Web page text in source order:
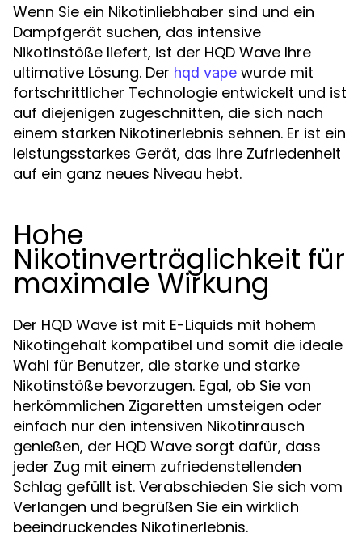
Wenn Sie ein Nikotinliebhaber sind und ein
Dampfgerät suchen, das intensive
Nikotinstöße liefert, ist der HQD Wave Ihre
ultimative Lösung. Der hqd vape wurde mit
fortschrittlicher Technologie entwickelt und ist
auf diejenigen zugeschnitten, die sich nach
einem starken Nikotinerlebnis sehnen. Er ist ein
leistungsstarkes Gerät, das Ihre Zufriedenheit
auf ein ganz neues Niveau hebt.
Hohe
Nikotinverträglichkeit für
maximale Wirkung
Der HQD Wave ist mit E-Liquids mit hohem
Nikotingehalt kompatibel und somit die ideale
Wahl für Benutzer, die starke und starke
Nikotinstöße bevorzugen. Egal, ob Sie von
herkömmlichen Zigaretten umsteigen oder
einfach nur den intensiven Nikotinrausch
genießen, der HQD Wave sorgt dafür, dass
jeder Zug mit einem zufriedenstellenden
Schlag gefüllt ist. Verabschieden Sie sich vom
Verlangen und begrüßen Sie ein wirklich
beeindruckendes Nikotinerlebnis.